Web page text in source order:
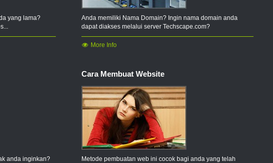
.events
.games
yang lama?
Anda memiliki Nama Domain? Ingin nama domain anda
dapat diakses melalui server Techscape.com?
More Info
anda inginkan?
Cara Membuat Website
Metode pembuatan web ini cocok bagi anda yang telah